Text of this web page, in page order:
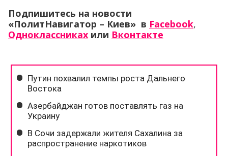
Подпишитесь на новости
«ПолитНавигатор – Киев» в Facebook,
Одноклассниках или Вконтакте